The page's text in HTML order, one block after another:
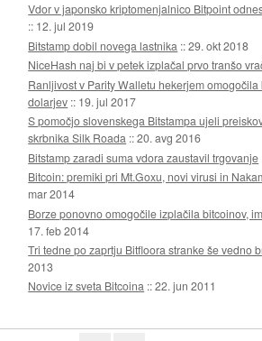
Vdor v japonsko kriptomenjalnico Bitpoint
:: 12. jul 2019
Bitstamp dobil novega lastnika ::29. okt 2018
NiceHash naj bi v petek izplačal prvo tranšo
Ranljivost v Parity Walletu hekerjem
dolarjev :: 19. jul 2017
S pomočjo slovenskega Bitstampa ujeli
skrbnika Silk Roada ::20. avg 2016
Bitstamp zaradi suma vdora zaustavil trgovanje
Bitcoin: premiki pri Mt.Goxu, novi virusi in
mar 2014
Borze ponovno omogočile izplačila bitcoinov,
17. feb 2014
Tri tedne po zaprtju Bitfloora stranke še vedno
2013
Novice iz sveta Bitcoina ::22. jun 2011